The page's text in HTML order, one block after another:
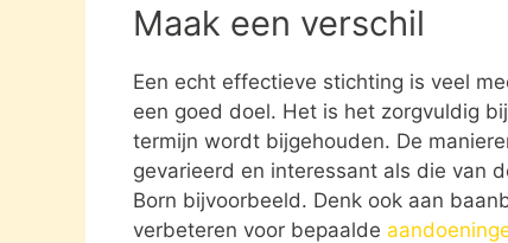
Maak een verschil
Een echt effectieve stichting is veel
een goed doel. Het is het zorgvuldig
termijn wordt bijgehouden. De
gevarieerd en interessant als die van
Born bijvoorbeeld. Denk ook aan
verbeteren voor bepaalde